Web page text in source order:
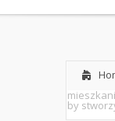
by